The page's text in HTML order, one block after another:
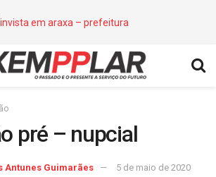
pré – nupcial
Antunes Guimarães 5 de maio de 2020